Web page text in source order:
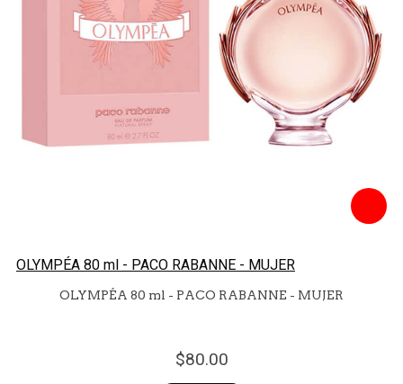
OLYMPÉA 80 ml - PACO RABANNE - MUJER
OLYMPÉA 80 ml - PACO RABANNE - MUJER
80.00